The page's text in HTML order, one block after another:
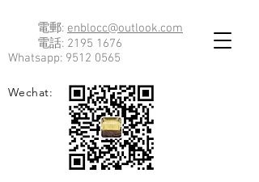
電郵: enblocc@outlook.com
電話: 2195 1676
Whatsapp: 9512 0565
Wechat: